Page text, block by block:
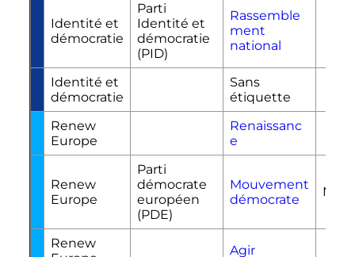
Identité et
démocratie
Parti
Identité et
démocratie
(PID)
Rassemble
ment
national
Identité et
démocratie
Sans
étiquette
Renew
Europe
Renaissanc
e
Renew
Europe
Parti
démocrate
européen
(PDE)
Mouvement
démocrate
Renew
Agir